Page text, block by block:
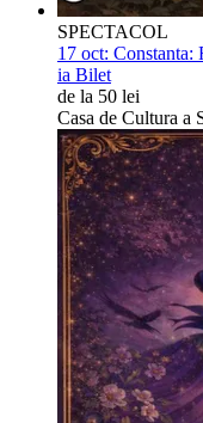
SPECTACOL
17 oct: Constanta:
ia Bilet
de la 50 lei
Casa de Cultura a